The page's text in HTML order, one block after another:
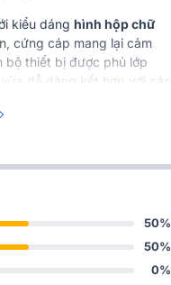
kiểu dáng hình hộp chữ
cứng cáp mang lại cảm
bộ thiết bị được phủ lớp
dễ dàng kết hợp với các
cách khoa học với các
50%
50%
0%